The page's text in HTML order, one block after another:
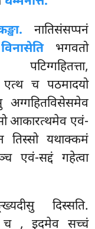
नातिसंसप्पनं
भगवतो
एत्थ च पठमादयो
अग्गहितविसेसमेव
आकारत्थमेव एवं-
तिस्सो यथाक्कमं
एवं-सद्दं गहेत्वा
दिस्सति.
च , इदमेव सच्चं